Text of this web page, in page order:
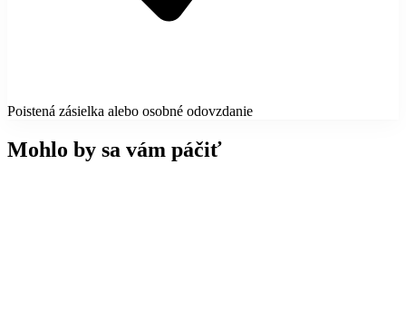
Poistená zásielka alebo osobné odovzdanie
Mohlo by sa vám páčiť